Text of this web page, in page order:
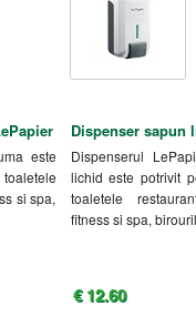
este
si spa,
Dispenser sapun
Dispenserul
lichid este potrivit
toaletele
fitness si spa,
€ 12.60